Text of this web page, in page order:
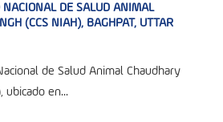
DE SALUD ANIMAL
(CCS NIAH), BAGHPAT, UTTAR
de Salud Animal Chaudhary
ubicado en...